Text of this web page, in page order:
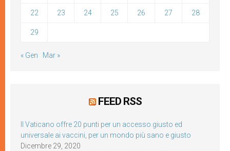
22 23 24 25 26 27 28
29
« Gen Mar »
FEED RSS
Il Vaticano offre 20 punti per un accesso giusto ed
universale ai vaccini, per un mondo più sano e giusto
Dicembre 29, 2020